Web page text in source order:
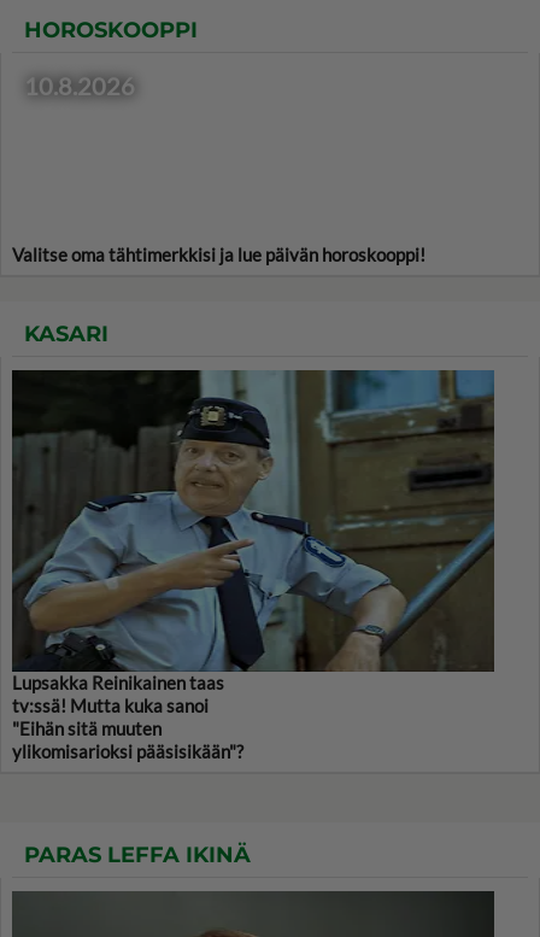
HOROSKOOPPI
10.8.2026
Valitse oma tähtimerkkisi ja lue päivän horoskooppi!
KASARI
Lupsakka Reinikainen taas
tv:ssä! Mutta kuka sanoi
"Eihän sitä muuten
ylikomisarioksi pääsisikään"?
PARAS LEFFA IKINÄ